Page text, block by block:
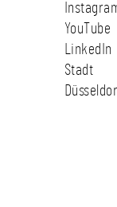
YouTube
LinkedIn
Stadt